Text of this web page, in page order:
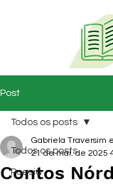
Post
Todos os posts
Poesia
Todos os posts
Contos
Gabriela Traversim
21 de mai. de 2025